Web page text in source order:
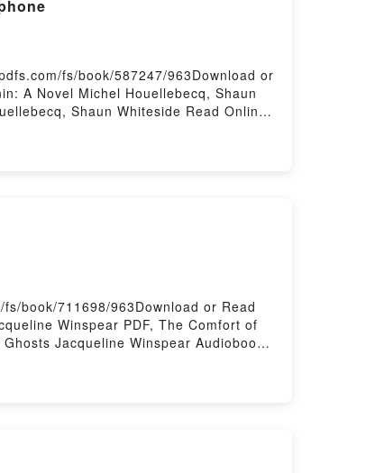
fs/book/587247/963Download or
A Novel Michel Houellebecq, Shaun
Shaun Whiteside Read Online,
Serotonin: A Novel Michel
book/711698/963Download or Read
Winspear PDF, The Comfort of
Jacqueline Winspear Audiobook,